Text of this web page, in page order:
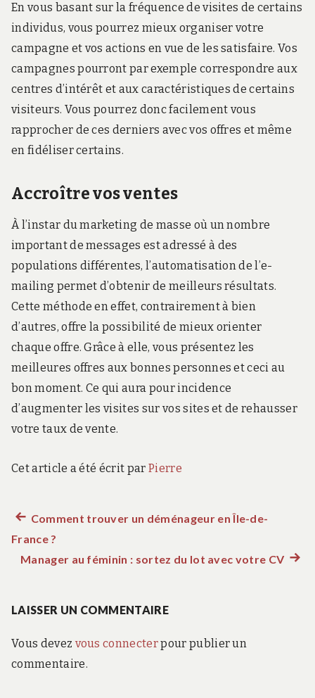
En vous basant sur la fréquence de visites de certains
individus, vous pourrez mieux organiser votre
campagne et vos actions en vue de les satisfaire. Vos
campagnes pourront par exemple correspondre aux
centres d’intérêt et aux caractéristiques de certains
visiteurs. Vous pourrez donc facilement vous
rapprocher de ces derniers avec vos offres et même
en fidéliser certains.
Accroître vos ventes
À l’instar du marketing de masse où un nombre
important de messages est adressé à des
populations différentes, l’automatisation de l’e-
mailing permet d’obtenir de meilleurs résultats.
Cette méthode en effet, contrairement à bien
d’autres, offre la possibilité de mieux orienter
chaque offre. Grâce à elle, vous présentez les
meilleures offres aux bonnes personnes et ceci au
bon moment. Ce qui aura pour incidence
d’augmenter les visites sur vos sites et de rehausser
votre taux de vente.
Cet article a été écrit par Pierre
Navigation
de
Article
précédent :
Comment trouver un déménageur en Île-de-
France ?
Manager au féminin : sortez du lot avec votre CV
LAISSER UN COMMENTAIRE
Vous devez vous connecterpour publier un
commentaire.